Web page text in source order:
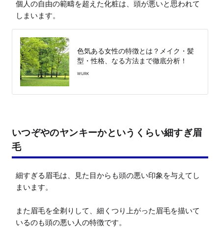
個人の自由の範疇を超えた化粧は、頭が悪いと思われて
しまいます。
色気ある女性の特徴とは？メイク・髪
型・性格、なる方法まで徹底分析！
WURK
いつぞやのヤンキーかというくらい細すぎ眉
毛
細すぎる眉毛は、見た目からも頭の悪い印象を与えてし
まいます。
また眉毛を全剃りして、細くつり上がった眉毛を描いて
いるのも頭の悪い人の特徴です。